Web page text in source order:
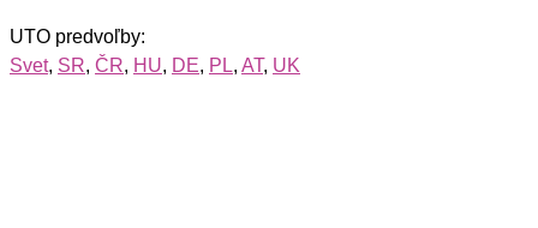
UTO predvoľby:
Svet, SR, ČR, HU, DE, PL, AT, UK